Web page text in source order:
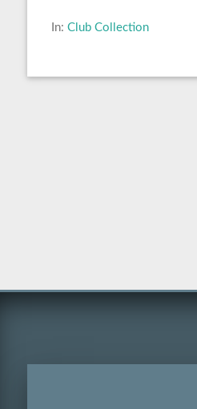
In: Club Collection